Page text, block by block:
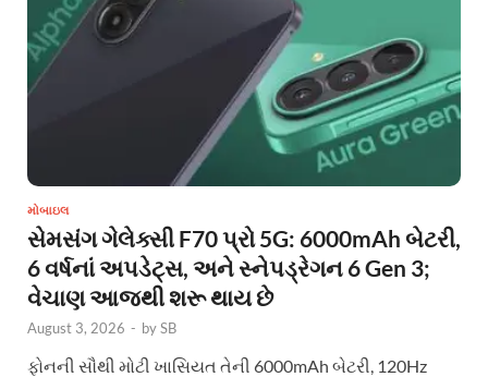
મોબાઇલ
સેમસંગ ગેલેક્સી F70 પ્રો 5G: 6000mAh બેટરી,
6 વર્ષનાં અપડેટ્સ, અને સ્નેપડ્રેગન 6 Gen 3;
વેચાણ આજથી શરૂ થાય છે
August 3, 2026 - bySB
ફોનની સૌથી મોટી ખાસિયત તેની 6000mAh બેટરી, 120Hz